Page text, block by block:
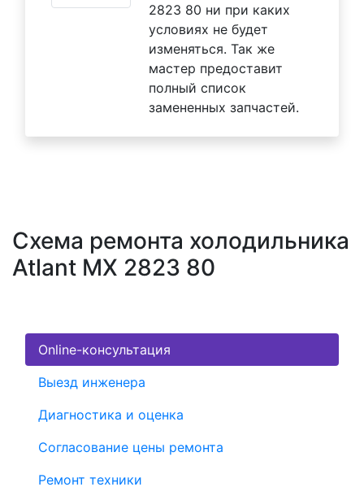
2823 80 ни при каких
условиях не будет
изменяться. Так же
мастер предоставит
полный список
замененных запчастей.
Схема ремонта холодильника
Atlant MX 2823 80
Online-консультация
Выезд инженера
Диагностика и оценка
Согласование цены ремонта
Ремонт техники